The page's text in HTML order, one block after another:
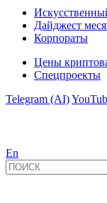
Дайджест
Корпораты
Цены
Спецпроекты
Telegram (AI)
En